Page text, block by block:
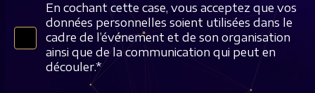
En cochant cette case, vous acceptez que vos
données personnelles soient utilisées dans le
cadre de l’événement et de son organisation
ainsi que de la communication qui peut en
découler.*